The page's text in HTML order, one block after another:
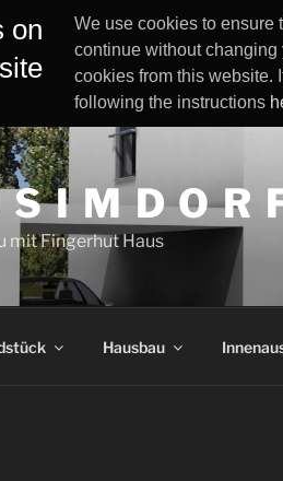
on
We use cookies to ensure
continue without changing
cookies from this website.
following the instructions
S I M D O R
mit Fingerhut Haus
Hausbau